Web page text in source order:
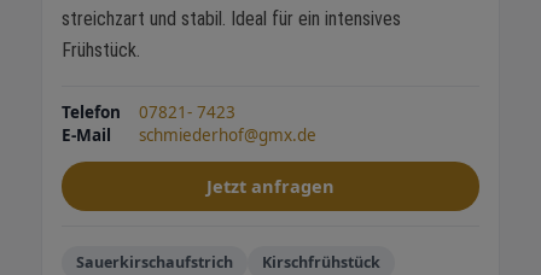
streichzart und stabil. Ideal für ein intensives
Frühstück.
Telefon
07821- 7423
E-Mail
schmiederhof@gmx.de
Jetzt anfragen
Sauerkirschaufstrich
Kirschfrühstück